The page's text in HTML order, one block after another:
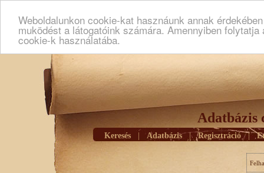
Weboldalunkon cookie-kat hasznáunk annak
muködést a látogatóink számára. Amennyiben
cookie-k használatába.
Adatbázis
Keresés Adatbázis | Regisztráció |